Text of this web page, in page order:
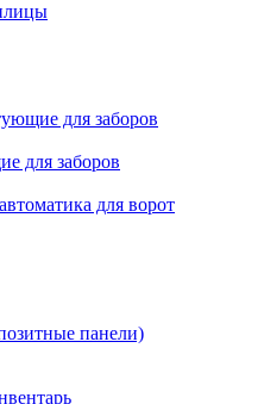
для заборов
для заборов
для ворот
панели)